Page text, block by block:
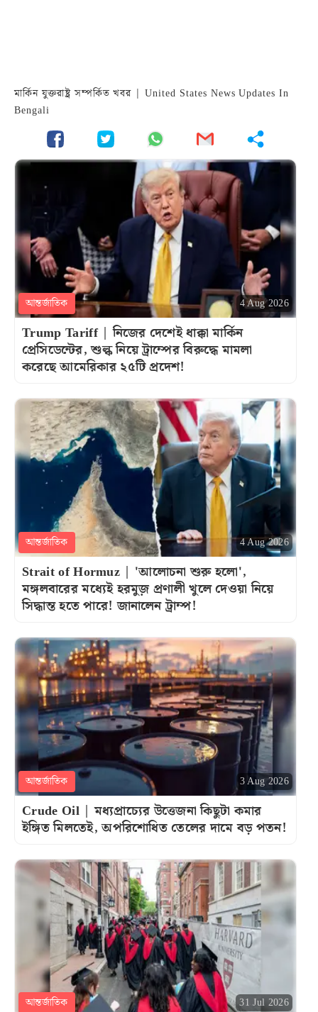
মার্কিন যুক্তরাষ্ট্র সম্পর্কিত খবর | United States News Updates In
Bengali
আন্তর্জাতিক 4 Aug 2026
Trump Tariff | নিজের দেশেই ধাক্কা মার্কিন
প্রেসিডেন্টের, শুল্ক নিয়ে ট্রাম্পের বিরুদ্ধে মামলা
করেছে আমেরিকার ২৫টি প্রদেশ!
আন্তর্জাতিক 4 Aug 2026
Strait of Hormuz | 'আলোচনা শুরু হলো',
মঙ্গলবারের মধ্যেই হরমুজ় প্রণালী খুলে দেওয়া নিয়ে
সিদ্ধান্ত হতে পারে! জানালেন ট্রাম্প!
আন্তর্জাতিক 3 Aug 2026
Crude Oil | মধ্যপ্রাচ্যের উত্তেজনা কিছুটা কমার
ইঙ্গিত মিলতেই, অপরিশোধিত তেলের দামে বড় পতন!
আন্তর্জাতিক 31 Jul 2026